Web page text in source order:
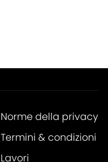
Norme della privacy
Termini & condizioni
Lavori